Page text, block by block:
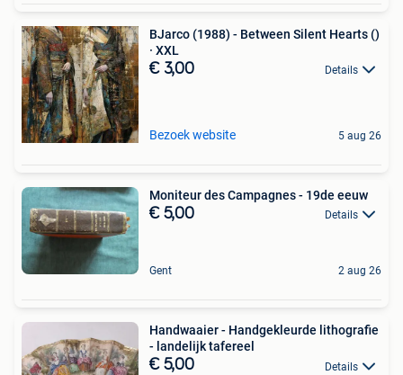
BJarco (1988) - Between Silent Hearts ()
· XXL
€ 3,00 Details
Bezoek website 5 aug 26
Moniteur des Campagnes - 19de eeuw
€ 5,00 Details
Gent 2 aug 26
Handwaaier - Handgekleurde lithografie
- landelijk tafereel
€ 5,00 Details